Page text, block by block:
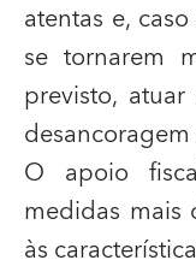
atentas e,
se tornarem
previsto,
O apoio
medidas mais
às